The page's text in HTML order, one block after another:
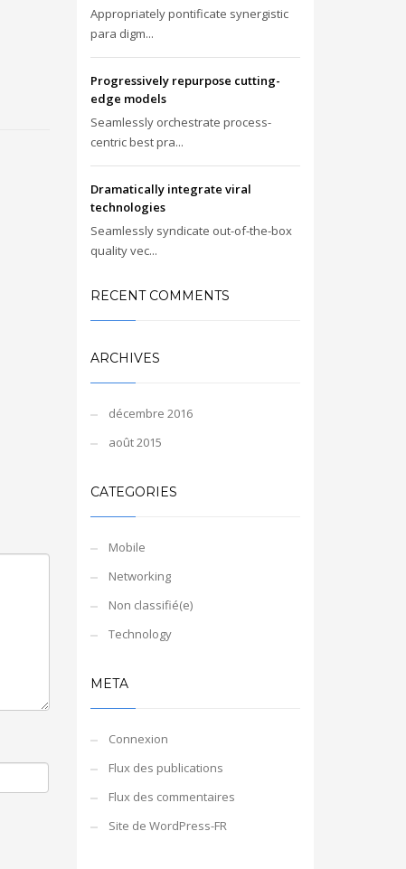
Appropriately pontificate synergistic
para digm...
Progressively repurpose cutting-
edge models
Seamlessly orchestrate process-
centric best pra...
Dramatically integrate viral
technologies
Seamlessly syndicate out-of-the-box
quality vec...
RECENT COMMENTS
ARCHIVES
décembre 2016
août 2015
CATEGORIES
Mobile
Networking
Non classifié(e)
Technology
META
Connexion
Flux des publications
Flux des commentaires
Site de WordPress-FR